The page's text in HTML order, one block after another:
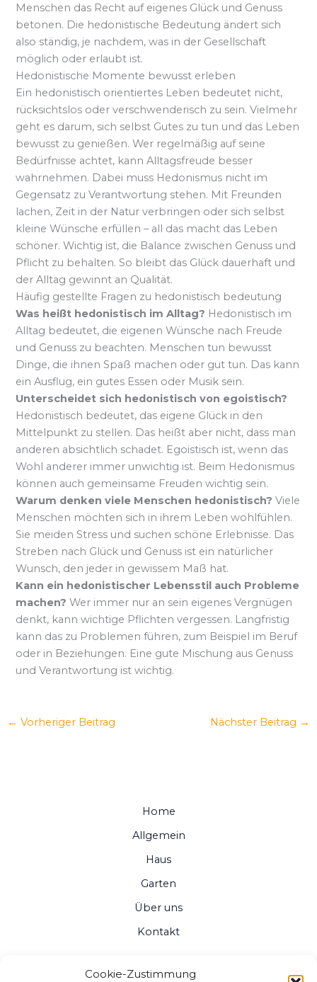
Cookie-Zustimmung
Menschen das Recht auf eigenes Glück und Genuss
betonen. Die hedonistische Bedeutung ändert sich
also ständig, je nachdem, was in der Gesellschaft
möglich oder erlaubt ist.
Hedonistische Momente bewusst erleben
Ein hedonistisch orientiertes Leben bedeutet nicht,
rücksichtslos oder verschwenderisch zu sein. Vielmehr
geht es darum, sich selbst Gutes zu tun und das Leben
bewusst zu genießen. Wer regelmäßig auf seine
Bedürfnisse achtet, kann Alltagsfreude besser
wahrnehmen. Dabei muss Hedonismus nicht im
Gegensatz zu Verantwortung stehen. Mit Freunden
lachen, Zeit in der Natur verbringen oder sich selbst
kleine Wünsche erfüllen – all das macht das Leben
schöner. Wichtig ist, die Balance zwischen Genuss und
Pflicht zu behalten. So bleibt das Glück dauerhaft und
der Alltag gewinnt an Qualität.
Häufig gestellte Fragen zu hedonistisch bedeutung
Was heißt hedonistisch im Alltag? Hedonistisch im
Alltag bedeutet, die eigenen Wünsche nach Freude
und Genuss zu beachten. Menschen tun bewusst
Dinge, die ihnen Spaß machen oder gut tun. Das kann
ein Ausflug, ein gutes Essen oder Musik sein.
Unterscheidet sich hedonistisch von egoistisch?
Hedonistisch bedeutet, das eigene Glück in den
Mittelpunkt zu stellen. Das heißt aber nicht, dass man
anderen absichtlich schadet. Egoistisch ist, wenn das
Wohl anderer immer unwichtig ist. Beim Hedonismus
können auch gemeinsame Freuden wichtig sein.
Warum denken viele Menschen hedonistisch? Viele
Menschen möchten sich in ihrem Leben wohlfühlen.
Sie meiden Stress und suchen schöne Erlebnisse. Das
Streben nach Glück und Genuss ist ein natürlicher
Wunsch, den jeder in gewissem Maß hat.
Kann ein hedonistischer Lebensstil auch Probleme
machen? Wer immer nur an sein eigenes Vergnügen
denkt, kann wichtige Pflichten vergessen. Langfristig
kann das zu Problemen führen, zum Beispiel im Beruf
oder in Beziehungen. Eine gute Mischung aus Genuss
und Verantwortung ist wichtig.
← Vorheriger Beitrag Nächster Beitrag →
Home
Allgemein
Haus
Garten
Über uns
Kontakt